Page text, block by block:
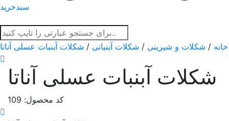
سبدخرید
خانه / شکلات و شیرینی / شکلات آبنباتی / شکلات آبنبات عسلی آناتا
شکلات آبنبات عسلی آناتا
کد محصول: 109